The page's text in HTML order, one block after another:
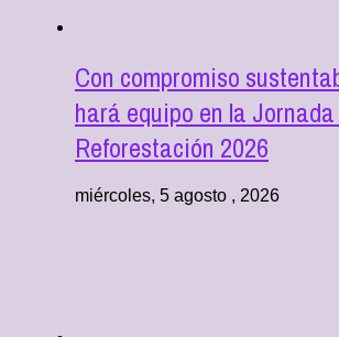
Con compromiso
hará equipo en la
Reforestación 2026
miércoles, 5 agosto , 2026